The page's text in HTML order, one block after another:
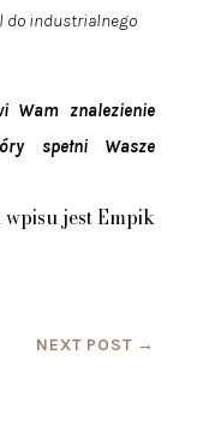
do industrialnego
Wam znalezienie
spełni Wasze
jest Empik
NEXT POST →